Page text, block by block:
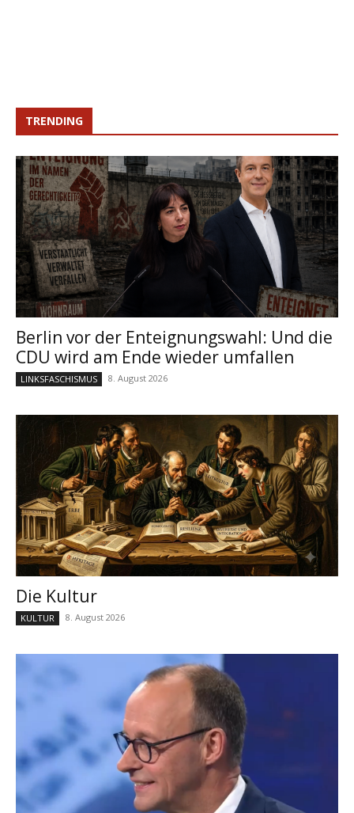
TRENDING
Berlin vor der Enteignungswahl: Und die
CDU wird am Ende wieder umfallen
LINKSFASCHISMUS 8. August 2026
Die Kultur
KULTUR 8. August 2026